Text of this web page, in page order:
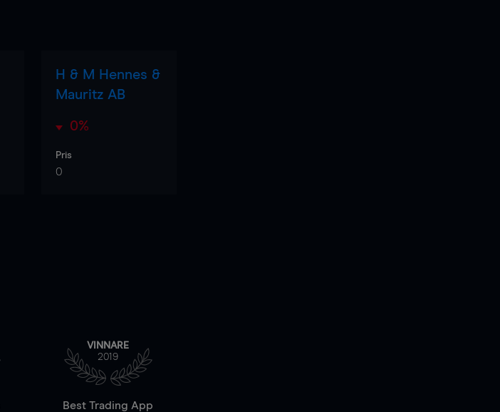
H & M Hennes &
Mauritz AB
0%
Pris
0
VINNARE
2019
Best Trading App